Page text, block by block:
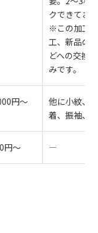
クできてお
※この加工
工、新品の
どへの交換
みです。
円～
他に小紋、
着、振袖、
円～ ―